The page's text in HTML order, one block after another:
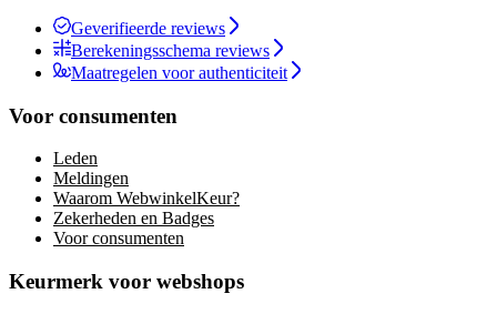
Geverifieerde reviews
Berekeningsschema reviews
Maatregelen voor authenticiteit
Voor consumenten
Leden
Meldingen
Waarom WebwinkelKeur?
Zekerheden en Badges
Voor consumenten
Keurmerk voor webshops